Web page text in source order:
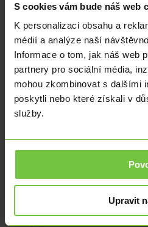
S cookies vám bude náš web
K personalizaci obsahu a
médií a analýze naší
Informace o tom, jak náš web
partnery pro sociální média,
mohou zkombinovat s dalšími
poskytli nebo které získali v
služby.
Upravit
států
a
Japonska.
Obě
země
společně
zasáhly
proti
ANALÝZY
ANALÝZY